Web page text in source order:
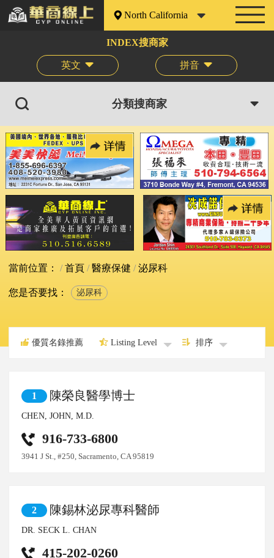
North California
INDEX搜商家
英文 拼音
分類搜商家
當前位置： 首頁 醫療保健 泌尿科
您是否要找： 泌尿科
優質名錄推薦 Listing Level 排序
1 陳榮良醫學博士
CHEN, JOHN, M.D.
916-733-6800
3941 J St., #250, Sacramento, CA 95819
2 陳錫林泌尿專科醫師
DR. SECK L. CHAN
415-202-0260